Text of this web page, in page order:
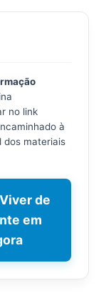
no link
à
dos materiais
de
em